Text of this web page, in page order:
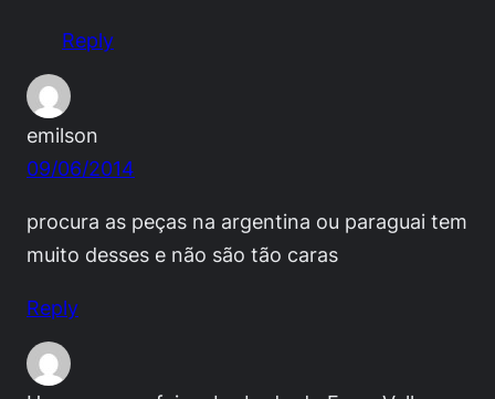
Reply
emilson
09/06/2014
procura as peças na argentina ou paraguai tem
muito desses e não são tão caras
Reply